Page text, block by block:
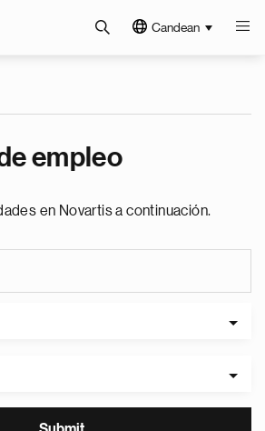
Candean
empleo
en Novartis a continuación.